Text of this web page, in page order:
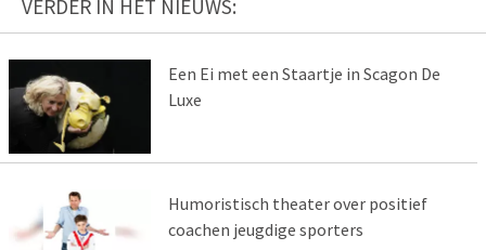
VERDER IN HET NIEUWS:
Een Ei met een Staartje in Scagon De
Luxe
Humoristisch theater over positief
coachen jeugdige sporters